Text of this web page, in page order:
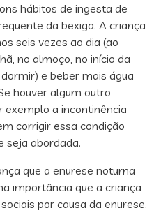
hábitos de ingesta de
da bexiga. A criança
seis vezes ao dia (ao
no almoço, no início da
e beber mais água
houver algum outro
exemplo a incontinência
corrigir essa condição
seja abordada.
que a enurese noturna
importância que a criança
por causa da enurese.